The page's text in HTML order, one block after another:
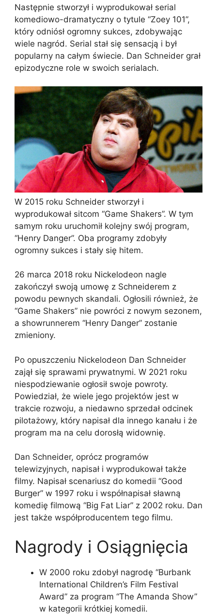
Następnie stworzył i wyprodukował serial
komediowo-dramatyczny o tytule “Zoey 101”,
który odniósł ogromny sukces, zdobywając
wiele nagród. Serial stał się sensacją i był
popularny na całym świecie. Dan Schneider grał
epizodyczne role w swoich serialach.
W 2015 roku Schneider stworzył i
wyprodukował sitcom “Gаmе Ѕhаkеrѕ”. W tym
samym roku uruchomił kolejny swój program,
“Henry Danger”. Oba programy zdobyły
ogromny sukces i stały się hitem.
26 marca 2018 roku Nickelodeon nagle
zakończył swoją umowę z Schneiderem z
powodu pewnych skandali. Ogłosili również, że
“Game Shakers” nie powróci z nowym sezonem,
a showrunnerem “Henry Danger” zostanie
zmieniony.
Po opuszczeniu Nickelodeon Dan Schneider
zajął się sprawami prywatnymi. W 2021 roku
niespodziewanie ogłosił swoje powroty.
Powiedział, że wiele jego projektów jest w
trakcie rozwoju, a niedawno sprzedał odcinek
pilotażowy, który napisał dla innego kanału i że
program ma na celu dorosłą widownię.
Dan Schneider, oprócz programów
telewizyjnych, napisał i wyprodukował także
filmy. Napisał scenariusz do komedii “Good
Burger” w 1997 roku i współnapisał sławną
komedię filmową “Big Fat Liar” z 2002 roku. Dan
jest także współproducentem tego filmu.
Nagrody i Osiągnięcia
W 2000 roku zdobył nagrodę “Burbank
International Children’s Film Festival
Award” za program “The Amanda Show”
w kategorii krótkiej komedii.